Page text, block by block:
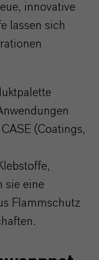
innovative
lassen sich
(Coatings,
sie eine
Flammschutz